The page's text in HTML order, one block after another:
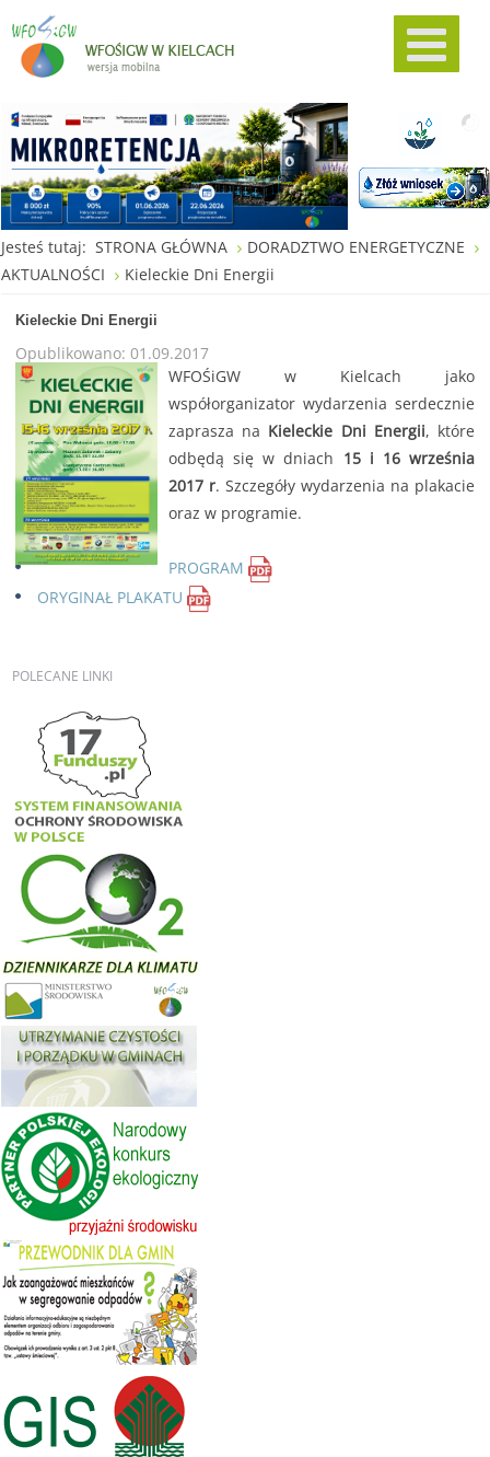
Jesteś tutaj: STRONA GŁÓWNA
DORADZTWO ENERGETYCZNE
AKTUALNOŚCI
Kieleckie Dni Energii
Kieleckie Dni Energii
Opublikowano: 01.09.2017
WFOŚiGW w Kielcach jako
współorganizator wydarzenia serdecznie
zaprasza na Kieleckie Dni Energii, które
odbędą się w dniach 15 i 16 września
2017 r. Szczegóły wydarzenia na plakacie
oraz w programie.
PROGRAM
ORYGINAŁ PLAKATU
POLECANE LINKI